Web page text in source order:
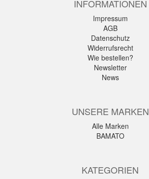
INFORMATIONEN
Impressum
AGB
Datenschutz
Widerrufsrecht
Wie bestellen?
Newsletter
News
UNSERE MARKEN
Alle Marken
BAMATO
KATEGORIEN